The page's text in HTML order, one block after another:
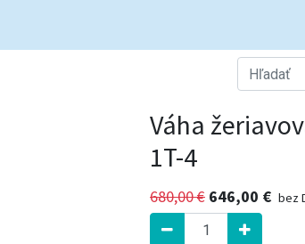
Váha
1T-4
680,00€ 646,00 € bez